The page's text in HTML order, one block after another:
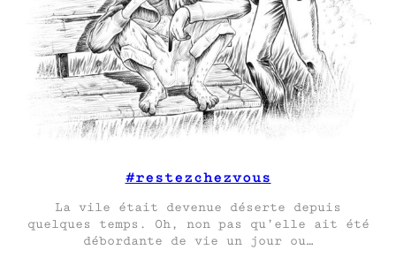
#restezchezvous
La vile était devenue déserte depuis
quelques temps. Oh, non pas qu’elle ait été
débordante de vie un jour ou…